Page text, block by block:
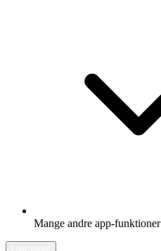
Mange andre app-funktioner